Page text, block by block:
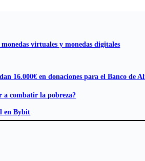
virtuales y monedas digitales
16.000€ en donaciones para el Banco de
a combatir la pobreza?
en Bybit